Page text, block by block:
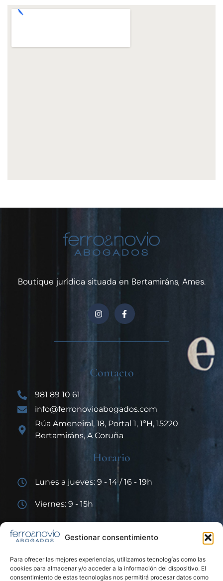
Gestionar consentimiento
Para ofrecer las mejores experiencias, utilizamos tecnologías como las
cookies para almacenar y/o acceder a la información del dispositivo. El
consentimiento de estas tecnologías nos permitirá procesar datos como
Boutique jurídica situada en Bertamiráns, Ames.
Enlaces de interés
Contacto
981 89 10 61
info@ferronovioabogados.com
Rúa Ameneiral, 18, Portal 1, 1ºH, 15220
Bertamiráns, A Coruña
Horario
Lunes a jueves: 9 - 14 / 16 - 19h
Viernes: 9 - 15h